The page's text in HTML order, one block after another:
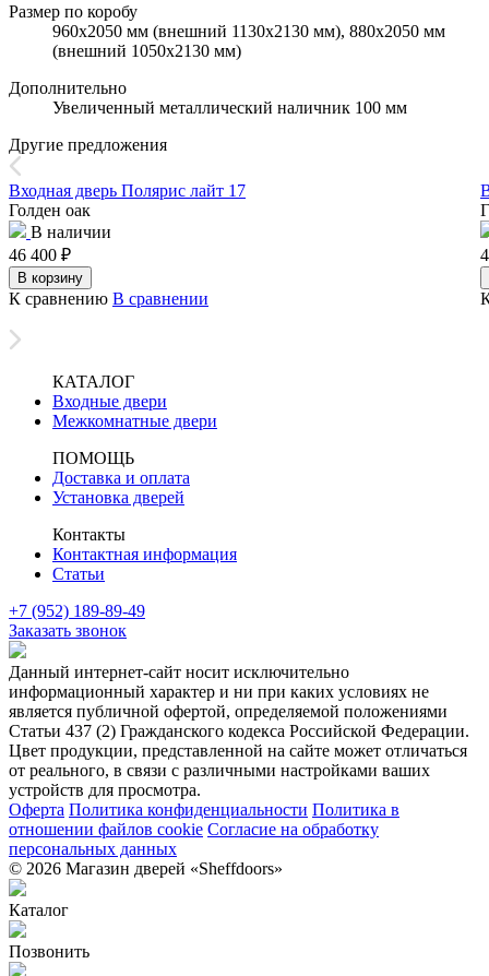
Размер по коробу
960х2050 мм (внешний 1130х2130 мм), 880х2050 мм
(внешний 1050х2130 мм)
Дополнительно
Увеличенный металлический наличник 100 мм
Другие предложения
Входная дверь Полярис лайт 17
Голден оак
В наличии
46 400 ₽
В корзину
К сравнению В сравнении
КАТАЛОГ
Входные двери
Межкомнатные двери
ПОМОЩЬ
Доставка и оплата
Установка дверей
Контакты
Контактная информация
Статьи
+7 (952) 189-89-49
Заказать звонок
Данный интернет-сайт носит исключительно
информационный характер и ни при каких условиях не
является публичной офертой, определяемой положениями
Статьи 437 (2) Гражданского кодекса Российской Федерации.
Цвет продукции, представленной на сайте может отличаться
от реального, в связи с различными настройками ваших
устройств для просмотра.
Оферта Политика конфиденциальности Политика в
отношении файлов cookie Согласие на обработку
персональных данных
© 2026 Магазин дверей «Sheffdoors»
Каталог
Позвонить